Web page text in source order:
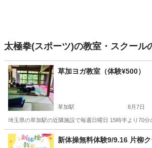
太極拳(スポーツ)の教室・スクール
草加ヨガ教室（体験¥500）
草加駅 8月7日
埼玉県の草加駅の近隣施設で毎週日曜日 15時半より70
埼玉 草加市 草加駅 ヨガ サークル
新体操無料体験9/9.16 片柳